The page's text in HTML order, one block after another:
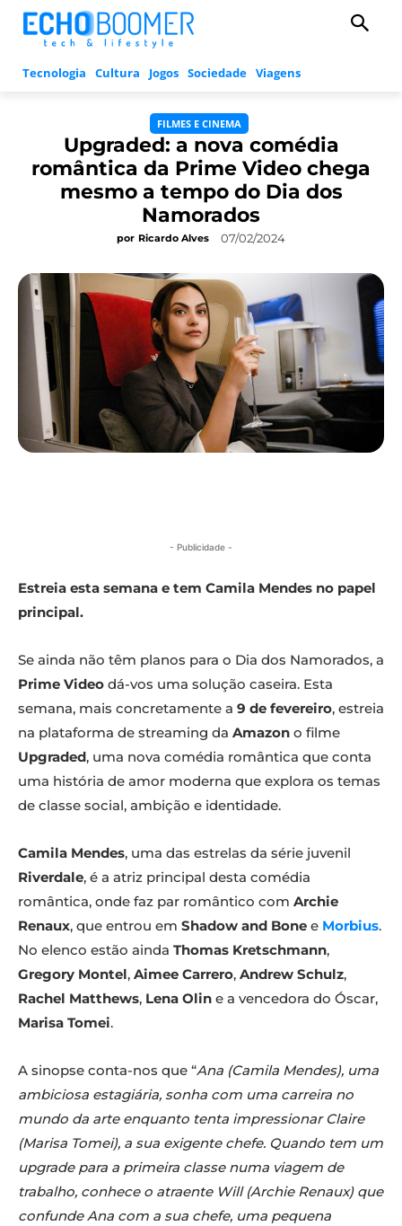
Tecnologia Cultura Jogos Sociedade Viagens
FILMES E CINEMA
Upgraded: a nova comédia
romântica da Prime Video chega
mesmo a tempo do Dia dos
Namorados
por Ricardo Alves 07/02/2024
- Publicidade -
Estreia esta semana e tem Camila Mendes no papel
principal.
Se ainda não têm planos para o Dia dos Namorados, a
Prime Video dá-vos uma solução caseira. Esta
semana, mais concretamente a 9 de fevereiro, estreia
na plataforma de streaming da Amazon o filme
Upgraded, uma nova comédia romântica que conta
uma história de amor moderna que explora os temas
de classe social, ambição e identidade.
Camila Mendes, uma das estrelas da série juvenil
Riverdale, é a atriz principal desta comédia
romântica, onde faz par romântico com Archie
Renaux, que entrou em Shadow and Bone e Morbius.
No elenco estão ainda Thomas Kretschmann,
Gregory Montel, Aimee Carrero, Andrew Schulz,
Rachel Matthews, Lena Olin e a vencedora do Óscar,
Marisa Tomei.
A sinopse conta-nos que “Ana (Camila Mendes), uma
ambiciosa estagiária, sonha com uma carreira no
mundo da arte enquanto tenta impressionar Claire
(Marisa Tomei), a sua exigente chefe. Quando tem um
upgrade para a primeira classe numa viagem de
trabalho, conhece o atraente Will (Archie Renaux) que
confunde Ana com a sua chefe, uma pequena